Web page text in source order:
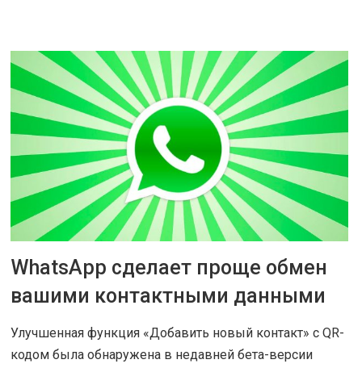
28 НОЯ 2018 | СОВЕТЫ
WhatsApp сделает проще обмен
вашими контактными данными
Улучшенная функция «Добавить новый контакт» с QR-
кодом была обнаружена в недавней бета-версии